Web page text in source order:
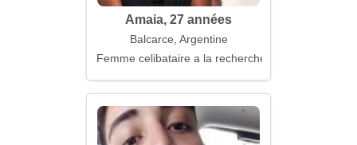
Amaia, 27 années
Balcarce, Argentine
Femme celibataire a la recherche d'un mari